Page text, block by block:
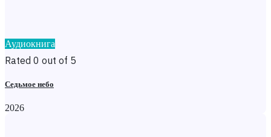
Аудиокнига
Rated 0 out of 5
Седьмое небо
2026